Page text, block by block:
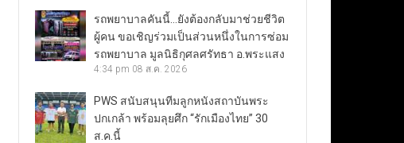
รถพยาบาลคันนี้…ยังต้องกลับมาช่วยชีวิต
ผู้คน ขอเชิญร่วมเป็นส่วนหนึ่งในการซ่อม
รถพยาบาล มูลนิธิกุศลศรัทธา อ.พระแสง
4:34 pm 08 ส.ค. 2026
PWS สนับสนุนทีมลูกหนังสถาบันพระ
ปกเกล้า พร้อมลุยศึก “รักเมืองไทย” 30
ส.ค.นี้